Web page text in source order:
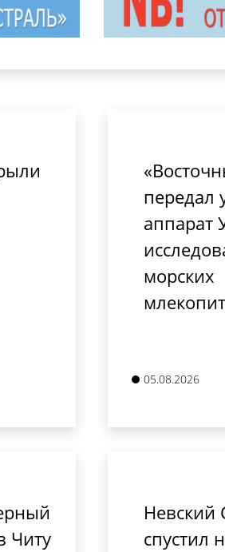
передал
аппарат
морских
05.08.2026
Читу
Невский
спустил